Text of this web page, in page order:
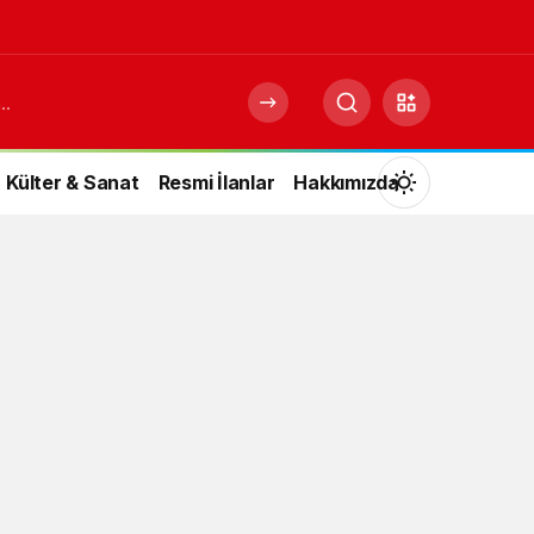
Külter & Sanat Resmi İlanlar HakkımızdaMod
değiştir